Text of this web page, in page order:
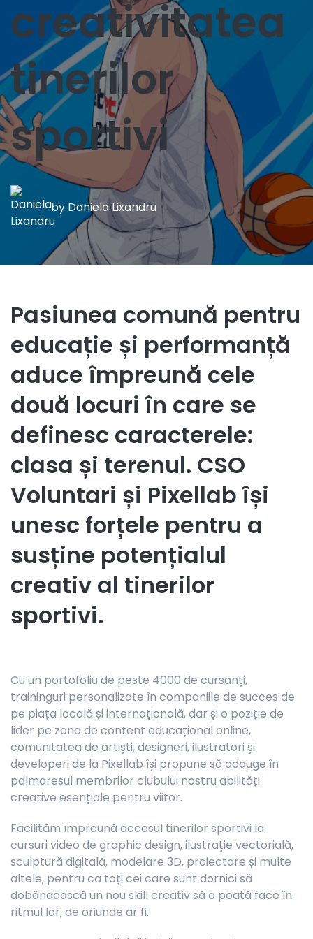
creativitatea
tinerilor
sportivi
by Daniela Lixandru
Pasiunea comună pentru
educație și performanță
aduce împreună cele
două locuri în care se
definesc caracterele:
clasa și terenul. CSO
Voluntari și Pixellab își
unesc forțele pentru a
susține potențialul
creativ al tinerilor
sportivi.
Cu un portofoliu de peste 4000 de cursanți,
traininguri personalizate în companiile de succes de
pe piața locală și internațională, dar și o poziție de
lider pe zona de content educațional online,
comunitatea de artiști, designeri, ilustratori și
developeri de la Pixellab își propune să adauge în
palmaresul membrilor clubului nostru abilități
creative esențiale pentru viitor.
Facilităm împreună accesul tinerilor sportivi la
cursuri video de graphic design, ilustrație vectorială,
sculptură digitală, modelare 3D, proiectare și multe
altele, pentru ca toți cei care sunt dornici să
dobândească un nou skill creativ să o poată face în
ritmul lor, de oriunde ar fi.